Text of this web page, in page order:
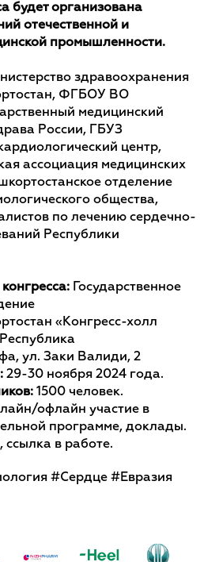
будет организована
отечественной и
промышленности.
здравоохранения
ФГБОУ ВО
медицинский
России, ГБУЗ
центр,
ассоциация медицинских
отделение
общества,
по лечению сердечно-
Республики
Государственное
«Конгресс-холл
ул. Заки Валиди, 2
29-30 ноября 2024 года.
1500 человек.
офлайн участие в
программе, доклады.
ссылка в работе.
#Сердце #Евразия